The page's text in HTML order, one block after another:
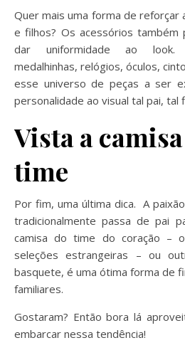
Quer mais uma forma de reforçar
e filhos? Os acessórios também
dar uniformidade ao look.
medalhinhas, relógios, óculos,
esse universo de peças a ser
personalidade ao visual tal pai, tal
Vista a
time
Por fim, uma última dica. A
tradicionalmente passa de pai
camisa do time do coração –
seleções estrangeiras – ou
basquete, é uma ótima forma de
familiares.
Gostaram? Então bora lá
embarcar nessa tendência!